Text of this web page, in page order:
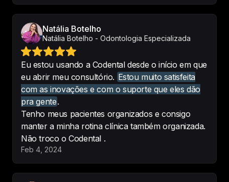
Programa super intuitivo, fácil
-Dr. Vanderson Alves de Lima
Software extremamente completo!
experiencia dos clientes.
-Thiago Beltrão
Natália Botelho
Natália Botelho - Odontologia Especializada
Eu estou usando a Codental desde o início em que
eu abrir meu consultório. Estou muito satisfeita
com as inovações e com o suporte que eles dão
pra gente.
Tenho meus pacientes organizados e consigo
manter a minha rotina clínica também organizada.
Não troco o Codental .
Feb 4, 2024